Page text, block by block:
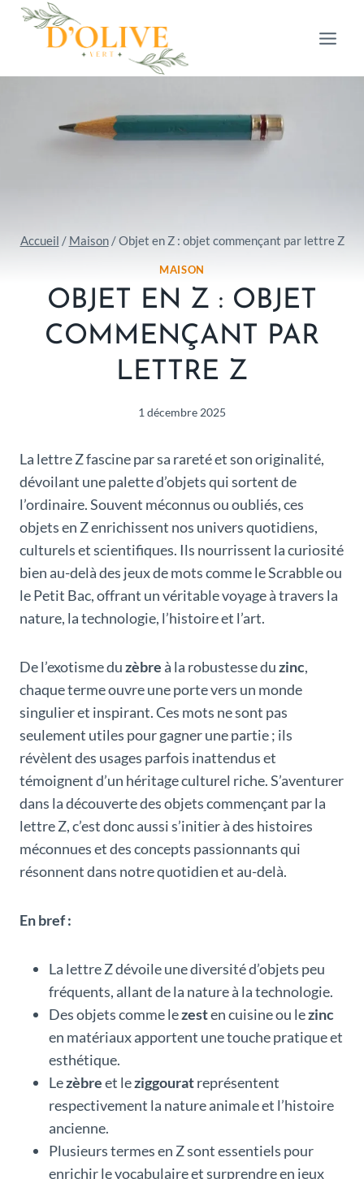
Aller
Accueil / Maison /Objet en Z : objet commençant par lettre Z
MAISON
OBJET EN Z : OBJET
COMMENÇANT PAR
LETTRE Z
1 décembre 2025
La lettre Z fascine par sa rareté et son originalité,
dévoilant une palette d’objets qui sortent de
l’ordinaire. Souvent méconnus ou oubliés, ces
objets en Z enrichissent nos univers quotidiens,
culturels et scientifiques. Ils nourrissent la curiosité
bien au-delà des jeux de mots comme le Scrabble ou
le Petit Bac, offrant un véritable voyage à travers la
nature, la technologie, l’histoire et l’art.
De l’exotisme duzèbreà la robustesse duzinc,
chaque terme ouvre une porte vers un monde
singulier et inspirant. Ces mots ne sont pas
seulement utiles pour gagner une partie ; ils
révèlent des usages parfois inattendus et
témoignent d’un héritage culturel riche. S’aventurer
dans la découverte des objets commençant par la
lettre Z, c’est donc aussi s’initier à des histoires
méconnues et des concepts passionnants qui
résonnent dans notre quotidien et au-delà.
En bref :
La lettre Z dévoile une diversité d’objets peu
fréquents, allant de la nature à la technologie.
Des objets comme lezesten cuisine ou lezinc
en matériaux apportent une touche pratique et
esthétique.
Lezèbreet leziggouratreprésentent
respectivement la nature animale et l’histoire
ancienne.
Plusieurs termes en Z sont essentiels pour
enrichir le vocabulaire et surprendre en jeux